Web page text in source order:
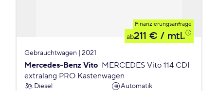
Finanzierungsanfrage
ab211 € / mtl.
Gebrauchtwagen | 2021
Mercedes-Benz Vito MERCEDES Vito 114 CDI
extralang PRO Kastenwagen
Diesel
Automatik